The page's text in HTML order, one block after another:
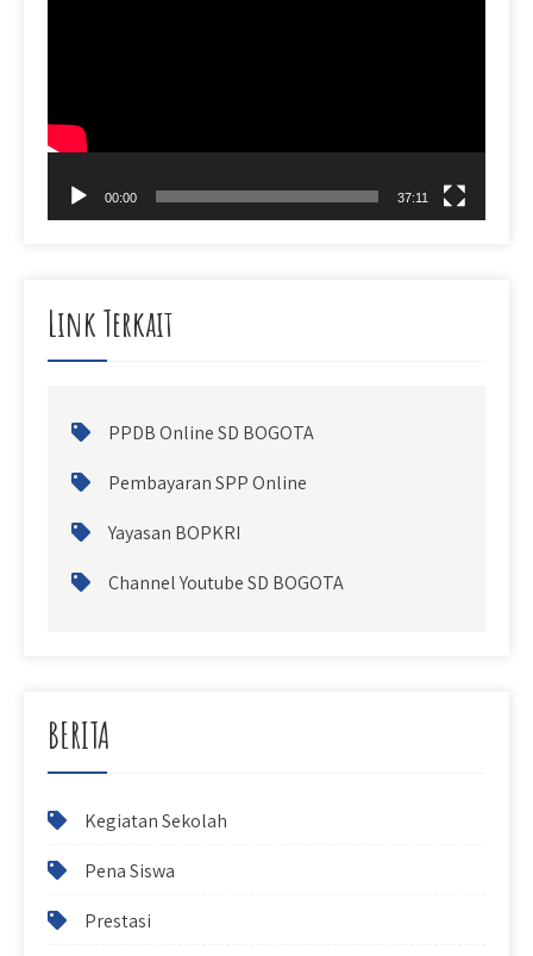
00:00 37:11
Link Terkait
PPDB Online SD BOGOTA
Pembayaran SPP Online
Yayasan BOPKRI
Channel Youtube SD BOGOTA
BERITA
Kegiatan Sekolah
Pena Siswa
Prestasi